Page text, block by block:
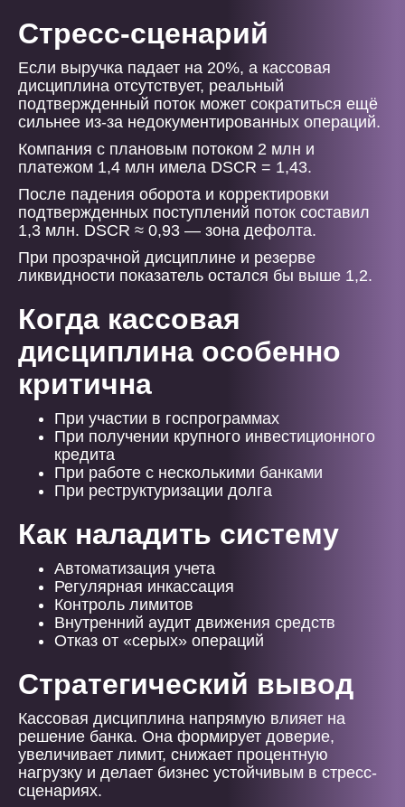
Стресс-сценарий
Если выручка падает на 20%, а кассовая
дисциплина отсутствует, реальный
подтвержденный поток может сократиться ещё
сильнее из-за недокументированных операций.
Компания с плановым потоком 2 млн и
платежом 1,4 млн имела DSCR = 1,43.
После падения оборота и корректировки
подтвержденных поступлений поток составил
1,3 млн. DSCR ≈ 0,93 — зона дефолта.
При прозрачной дисциплине и резерве
ликвидности показатель остался бы выше 1,2.
Когда кассовая
дисциплина особенно
критична
При участии в госпрограммах
При получении крупного инвестиционного
кредита
При работе с несколькими банками
При реструктуризации долга
Как наладить систему
Автоматизация учета
Регулярная инкассация
Контроль лимитов
Внутренний аудит движения средств
Отказ от «серых» операций
Стратегический вывод
Кассовая дисциплина напрямую влияет на
решение банка. Она формирует доверие,
увеличивает лимит, снижает процентную
нагрузку и делает бизнес устойчивым в стресс-
сценариях.